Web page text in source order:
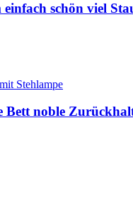
einfach schön viel
Bettnoble